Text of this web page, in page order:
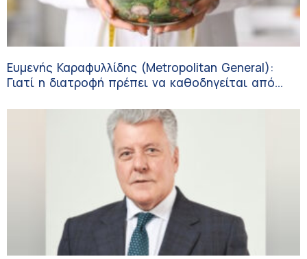
Ευμενής Καραφυλλίδης (Metropolitan General):
Γιατί η διατροφή πρέπει να καθοδηγείται από